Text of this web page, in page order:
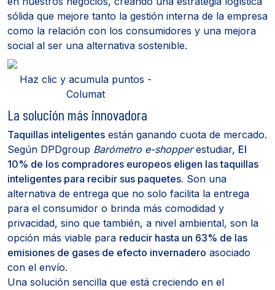
sólida que mejore tanto la gestión interna de la empresa
como la relación con los consumidores y una mejora
social al ser una alternativa sostenible.
Haz clic y acumula puntos -
Columat
La solución más innovadora
Taquillas inteligentes están ganando cuota de mercado.
Según DPDgroup Barómetro e-shopperestudiar, El
10% de los compradores europeos eligen las taquillas
inteligentes para recibir sus paquetes. Son una
alternativa de entrega que no solo facilita la entrega
para el consumidor o brinda más comodidad y
privacidad, sino que también, a nivel ambiental, son la
opción más viable para reducir hasta un 63% de las
emisiones de gases de efecto invernadero asociado
con el envío.
Una solución sencilla que está creciendo en el